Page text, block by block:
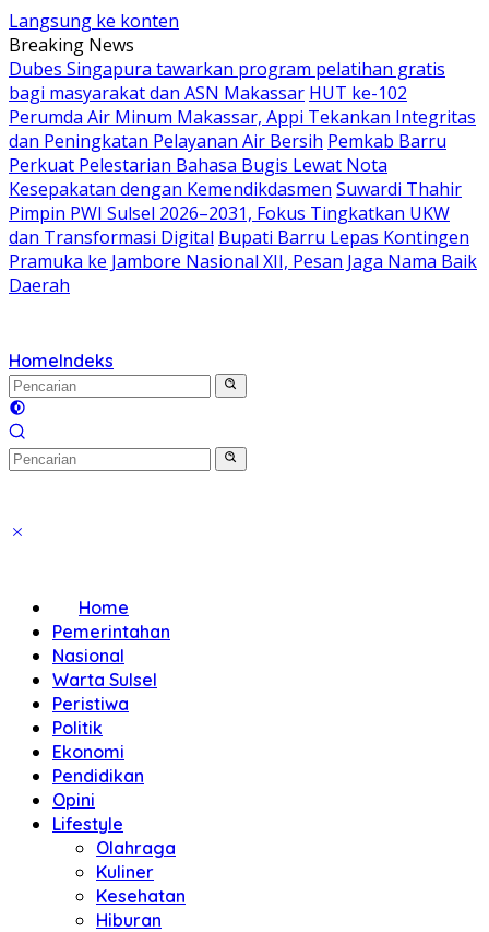
Langsung ke konten
Breaking News
Dubes Singapura tawarkan program pelatihan gratis
bagi masyarakat dan ASN Makassar HUT ke-102
Perumda Air Minum Makassar, Appi Tekankan Integritas
dan Peningkatan Pelayanan Air Bersih Pemkab Barru
Perkuat Pelestarian Bahasa Bugis Lewat Nota
Kesepakatan dengan Kemendikdasmen Suwardi Thahir
Pimpin PWI Sulsel 2026–2031, Fokus Tingkatkan UKW
dan Transformasi Digital Bupati Barru Lepas Kontingen
Pramuka ke Jambore Nasional XII, Pesan Jaga Nama Baik
Daerah
HomeIndeks
Home
Pemerintahan
Nasional
Warta Sulsel
Peristiwa
Politik
Ekonomi
Pendidikan
Opini
Lifestyle
Olahraga
Kuliner
Kesehatan
Hiburan